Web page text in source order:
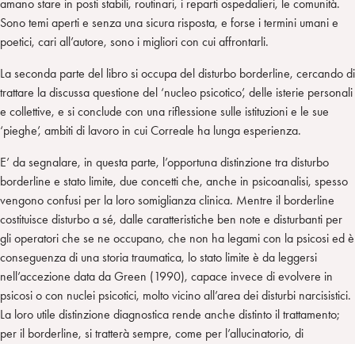
amano stare in posti stabili, routinari, i reparti ospedalieri, le comunità.
Sono temi aperti e senza una sicura risposta, e forse i termini umani e
poetici, cari all’autore, sono i migliori con cui affrontarli.
La seconda parte del libro si occupa del disturbo borderline, cercando di
trattare la discussa questione del ‘nucleo psicotico’, delle isterie personali
e collettive, e si conclude con una riflessione sulle istituzioni e le sue
‘pieghe’, ambiti di lavoro in cui Correale ha lunga esperienza.
E’ da segnalare, in questa parte, l’opportuna distinzione tra disturbo
borderline e stato limite, due concetti che, anche in psicoanalisi, spesso
vengono confusi per la loro somiglianza clinica. Mentre il borderline
costituisce disturbo a sé, dalle caratteristiche ben note e disturbanti per
gli operatori che se ne occupano, che non ha legami con la psicosi ed è
conseguenza di una storia traumatica, lo stato limite è da leggersi
nell’accezione data da Green (1990), capace invece di evolvere in
psicosi o con nuclei psicotici, molto vicino all’area dei disturbi narcisistici.
La loro utile distinzione diagnostica rende anche distinto il trattamento;
per il borderline, si tratterà sempre, come per l’allucinatorio, di